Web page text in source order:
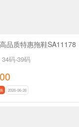
品质特惠拖鞋SA11178
34码-39码
2026-06-26